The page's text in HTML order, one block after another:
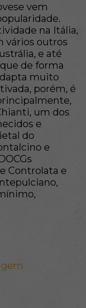
vem
na Itália,
vários outros
e até
de forma
muito
porém, é
um dos
e
do
e
Controlata e